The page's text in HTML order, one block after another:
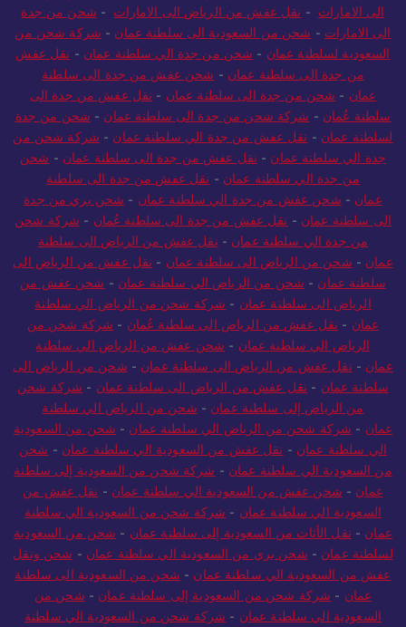
الى الامارات - نقل عفش من الرياض الى الامارات - شحن من جدة
الى الامارات - شحن من السعودية الى سلطنة عمان - شركة شحن من
السعودية لسلطنة عمان - شحن من جدة الي سلطنة عمان - نقل عفش
من جدة الى سلطنة عمان - شحن عفش من جدة الى سلطنة
عمان - شحن من جدة الى سلطنة عمان - نقل عفش من جدة الى
سلطنة عُمان - شركة شحن من جدة الى سلطنة عمان - شحن من جدة
لسلطنة عمان - نقل عفش من جدة الي سلطنة عمان - شركة شحن من
جدة الي سلطنة عمان - نقل عفش من جدة الى سلطنة عمان - شحن
من جدة الي سلطنة عمان - نقل عفش من جدة الى سلطنة
عمان - شحن عفش من جدة الي سلطنة عمان - شحن بري من جدة
الى سلطنة عمان - نقل عفش من جدة الى سلطنة عُمان - شركة شحن
من جدة الي سلطنة عمان - نقل عفش من الرياض الى سلطنة
عمان - شحن من الرياض الى سلطنة عمان - نقل عفش من الرياض الى
سلطنة عمان - شحن من الرياض الي سلطنة عمان - شحن عفش من
الرياض الى سلطنة عمان - شركة شحن من الرياض الي سلطنة
عمان - نقل عفش من الرياض الى سلطنة عُمان - شركة شحن من
الرياض الي سلطنة عمان - شحن عفش من الرياض الي سلطنة
عمان - نقل عفش من الرياض الى سلطنة عمان - شحن من الرياض الى
سلطنة عمان - نقل عفش من الرياض الى سلطنة عمان - شركة شحن
من الرياض إلى سلطنة عمان - شحن من الرياض الي سلطنة
عمان - شركة شحن من الرياض الي سلطنة عمان - شحن من السعودية
الي سلطنة عمان - نقل عفش من السعودية الي سلطنة عمان - شحن
من السعودية الي سلطنة عمان - شركة شحن من السعودية إلى سلطنة
عمان - شحن عفش من السعودية الي سلطنة عمان - نقل عفش من
السعودية الي سلطنة عمان - شركة شحن من السعودية الي سلطنة
عمان - نقل الأثاث من السعودية إلى سلطنة عمان - شحن من السعودية
لسلطنة عمان - شحن بري من السعودية الي سلطنة عمان - شحن ونقل
عفش من السعودية الي سلطنة عمان - شحن من السعودية الى سلطنة
عمان - شركة شحن من السعودية إلى سلطنة عمان - شحن من
السعودية الي سلطنة عمان - شركة شحن من السعودية الي سلطنة